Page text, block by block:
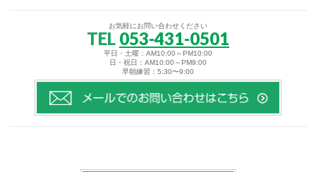
お気軽にお問い合わせください
TEL 053-431-0501
平日・土曜：AM10:00～PM10:00
日・祝日：AM10:00～PM9:00
早朝練習：5:30〜9:00